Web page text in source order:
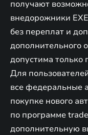
получают
внедорожники
без переплат и
дополнительного
допустима только
Для
все федеральные
покупке нового
по программе
дополнительную